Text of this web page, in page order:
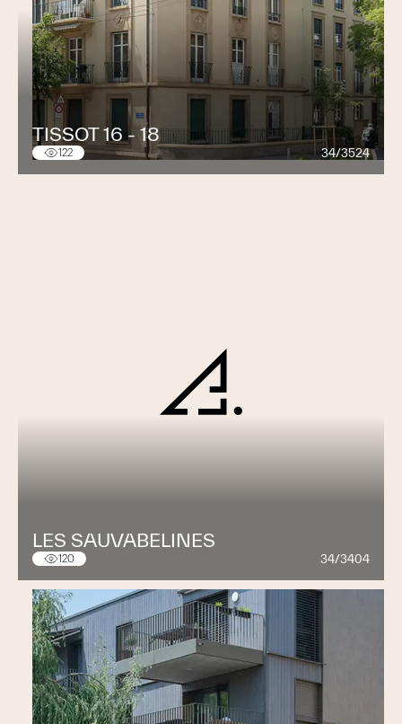
PROTECTION INCENDIE PASSIVE
ISSA réalise des
cloisonnements et des systèmes de
protection incendie passive afin de limiter la
propagation du feu et des fumées
et de garantir le
respect des
prescriptions en vigueur
PARTENAIRE D’EXÉCUTION
TISSOT 16 - 18
122 34/3524
LES SAUVABELINES
120 34/3404